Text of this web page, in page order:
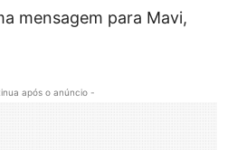
mensagem para Mavi,
após o anúncio -